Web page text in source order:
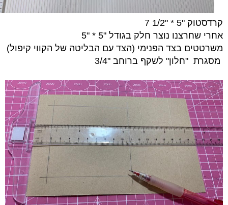
קרדסטוק "5 * "1/2 7
אחרי שחרצנו נוצר חלק בגודל "5 * "5
משרטטים בצד הפנימי (הצד עם הבליטה של הקווי קיפול)
מסגרת "חלון" לשקף ברוחב "3/4